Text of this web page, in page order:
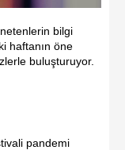
bilgi
haftanın öne
buluşturuyor.
pandemi